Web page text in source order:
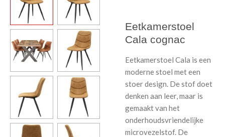
Eetkamerstoel
Cala cognac
Eetkamerstoel Cala is een
moderne stoel met een
stoer design. De stof doet
denken aan leer, maar is
gemaakt van het
onderhoudsvriendelijke
microvezelstof. De